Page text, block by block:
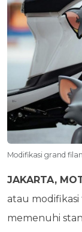
Modifikasi grand
JAKARTA,
atau
memenuhi